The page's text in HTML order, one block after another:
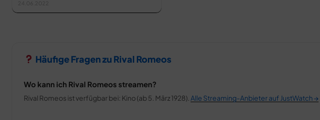
Häufige Fragen zu Rival Romeos
Wo kann ich Rival Romeos streamen?
Rival Romeos ist verfügbar bei: Kino (ab 5. März 1928). Alle Streaming-Anbieter auf JustWatch →